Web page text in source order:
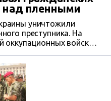
над пленными
уничтожили
преступника. На
оккупационных войск
15.10.1990 г.р. —
к убийствам
и издевательства